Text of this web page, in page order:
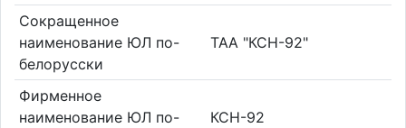
Сокращенное
наименование ЮЛ по-
белорусски
ТАА "КСН-92"
Фирменное
наименование ЮЛ по-
КСН-92